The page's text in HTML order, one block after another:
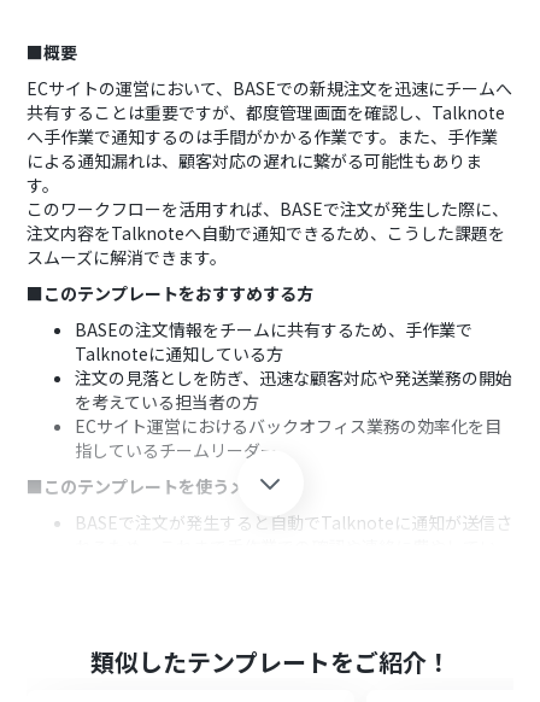
■概要
ECサイトの運営において、BASEでの新規注文を迅速にチームへ
共有することは重要ですが、都度管理画面を確認し、Talknote
へ手作業で通知するのは手間がかかる作業です。また、手作業
による通知漏れは、顧客対応の遅れに繋がる可能性もありま
す。
このワークフローを活用すれば、BASEで注文が発生した際に、
注文内容をTalknoteへ自動で通知できるため、こうした課題を
スムーズに解消できます。
■このテンプレートをおすすめする方
BASEの注文情報をチームに共有するため、手作業で
Talknoteに通知している方
注文の見落としを防ぎ、迅速な顧客対応や発送業務の開始
を考えている担当者の方
ECサイト運営におけるバックオフィス業務の効率化を目
指しているチームリーダー
■このテンプレートを使うメリット
BASEで注文が発生すると自動でTalknoteに通知が送信さ
■フローボットの流れ
類似したテンプレートをご紹介！